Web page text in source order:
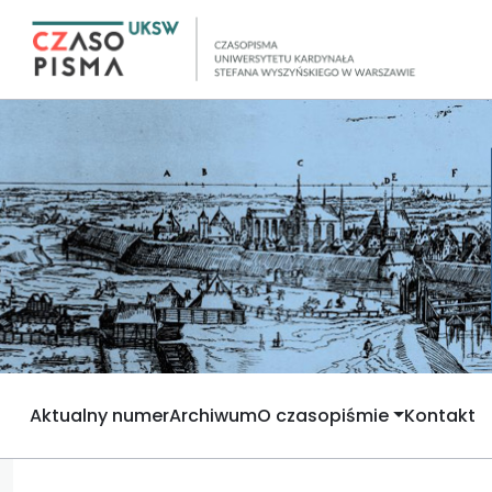
Aktualny numerArchiwumO czasopiśmie Kontakt